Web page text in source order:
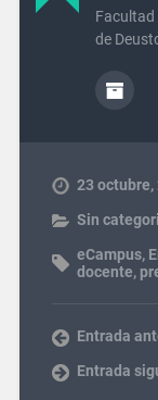
Facultad
de
23 octubre,
Sin
eCampus,
docente,
Entrada
Entrada